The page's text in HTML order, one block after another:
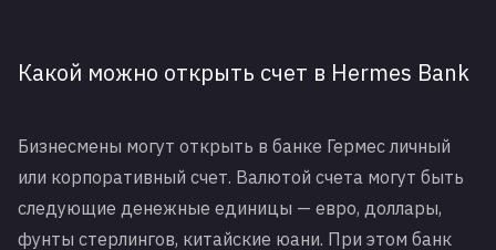
Какой можно открыть счет в Hermes Bank
Бизнесмены могут открыть в банке Гермес личный
или корпоративный счет. Валютой счета могут быть
следующие денежные единицы — евро, доллары,
фунты стерлингов, китайские юани. При этом банк